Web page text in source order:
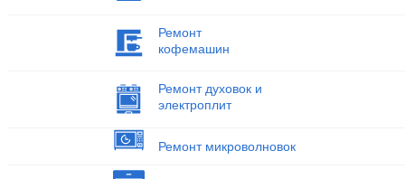
Ремонт
кофемашин
Ремонт духовок и
электроплит
Ремонт микроволновок